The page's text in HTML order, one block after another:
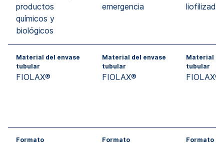
productos
químicos y
biológicos
emergencia
Material del envase
tubular
FIOLAX®
Material del envase
tubular
FIOLAX®
Material
tubular
FIOLAX®
Formato Formato Formato